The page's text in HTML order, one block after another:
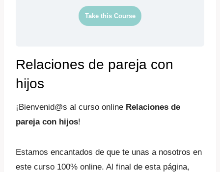
Take this Course
Relaciones de pareja con
hijos
¡Bienvenid@s al curso online Relaciones de
pareja con hijos!
Estamos encantados de que te unas a nosotros en
este curso 100% online. Al final de esta página,